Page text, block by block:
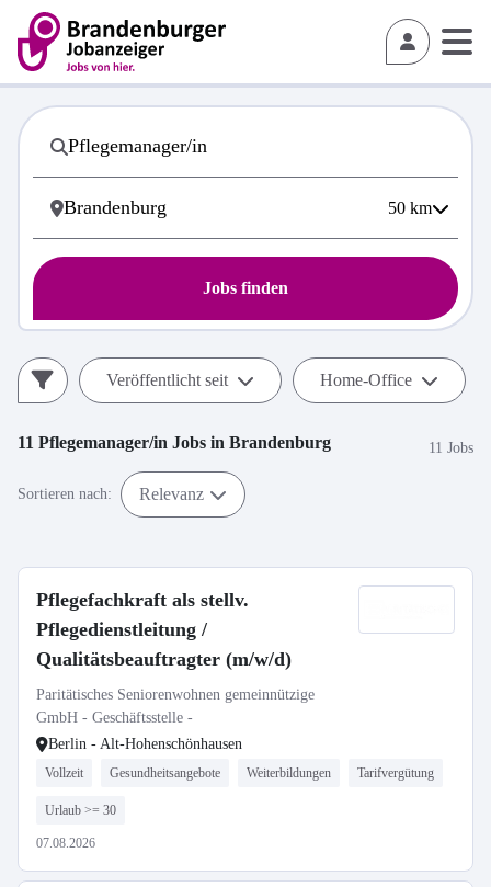
50 km
Jobs finden
Veröffentlicht seit Home-Office
11 Pflegemanager/in Jobs in Brandenburg 11 Jobs
Sortieren nach: Relevanz
Pflegefachkraft als stellv.
Pflegedienstleitung /
Qualitätsbeauftragter (m/w/d)
Paritätisches Seniorenwohnen gemeinnützige
GmbH - Geschäftsstelle -
Berlin - Alt-Hohenschönhausen
Vollzeit Gesundheitsangebote Weiterbildungen Tarifvergütung
Urlaub >= 30
07.08.2026